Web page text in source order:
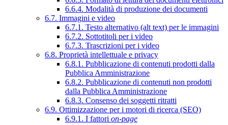
6.6.4. Modalità di produzione dei documenti
6.7. Immagini e video
6.7.1. Testo alternativo (alt text) per le immagini
6.7.2. Sottotitoli per i video
6.7.3. Trascrizioni per i video
6.8. Proprietà intellettuale e privacy
6.8.1. Pubblicazione di contenuti prodotti dalla
Pubblica Amministrazione
6.8.2. Pubblicazione di contenuti non prodotti
dalla Pubblica Amministrazione
6.8.3. Consenso dei soggetti ritratti
6.9. Ottimizzazione per i motori di ricerca (SEO)
6.9.1. I fattori on-page